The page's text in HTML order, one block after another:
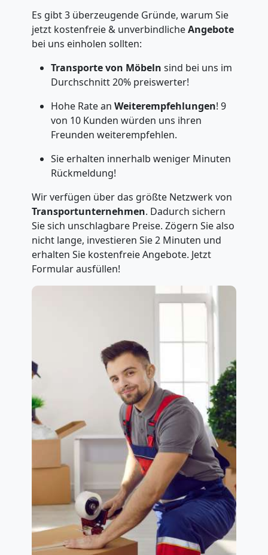
Es gibt 3 überzeugende Gründe, warum Sie
jetzt kostenfreie & unverbindlicheAngebote
bei uns einholen sollten:
Transporte von Möbeln sind bei uns im
Durchschnitt 20% preiswerter!
Hohe Rate an Weiterempfehlungen! 9
von 10 Kunden würden uns ihren
Freunden weiterempfehlen.
Sie erhalten innerhalb weniger Minuten
Rückmeldung!
Wir verfügen über das größte Netzwerk von
Transportunternehmen. Dadurch sichern
Sie sich unschlagbare Preise. Zögern Sie also
nicht lange, investieren Sie 2 Minuten und
erhalten Sie kostenfreie Angebote. Jetzt
Formular ausfüllen!